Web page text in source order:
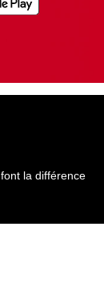
la différence